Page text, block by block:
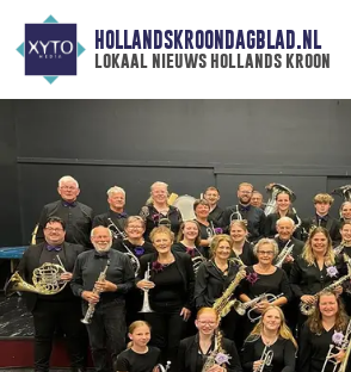
HOLLANDSKROONDAGBLAD.NL
lokaal nieuws hollands kroon